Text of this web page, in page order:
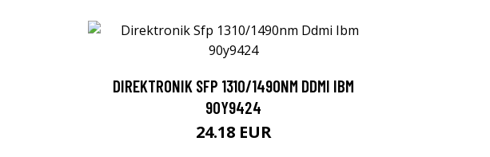
DIREKTRONIK SFP 1310/1490NM DDMI IBM
90Y9424
24.18 EUR